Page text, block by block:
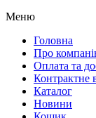
Меню
Головна
Про
Оплата та
Контрактне
Каталог
Новини